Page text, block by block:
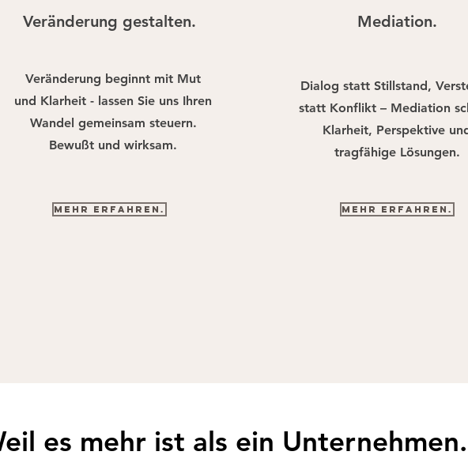
Veränderung gestalten.
Veränderung beginnt mit Mut
und Klarheit - lassen Sie uns Ihren
Wandel gemeinsam steuern.
Bewußt und wirksam.
Mehr erfahren.
Mediation.
Dialog statt Stillstand,
statt Konflikt – Mediation
Klarheit, Perspektive
tragfähige Lösungen.
Mehr erfahren.
es mehr ist als ein Unternehmen.